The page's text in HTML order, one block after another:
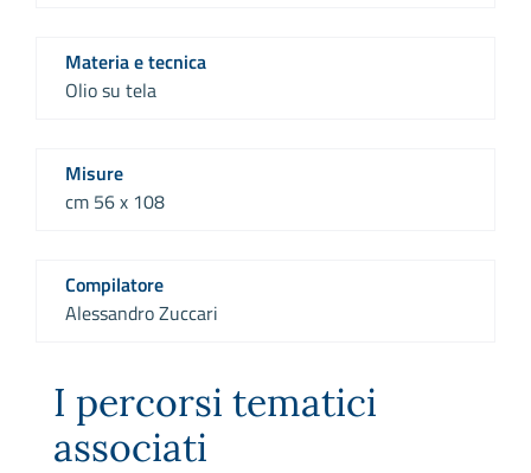
Materia e tecnica
Olio su tela
Misure
cm 56 x 108
Compilatore
Alessandro Zuccari
I percorsi tematici
associati